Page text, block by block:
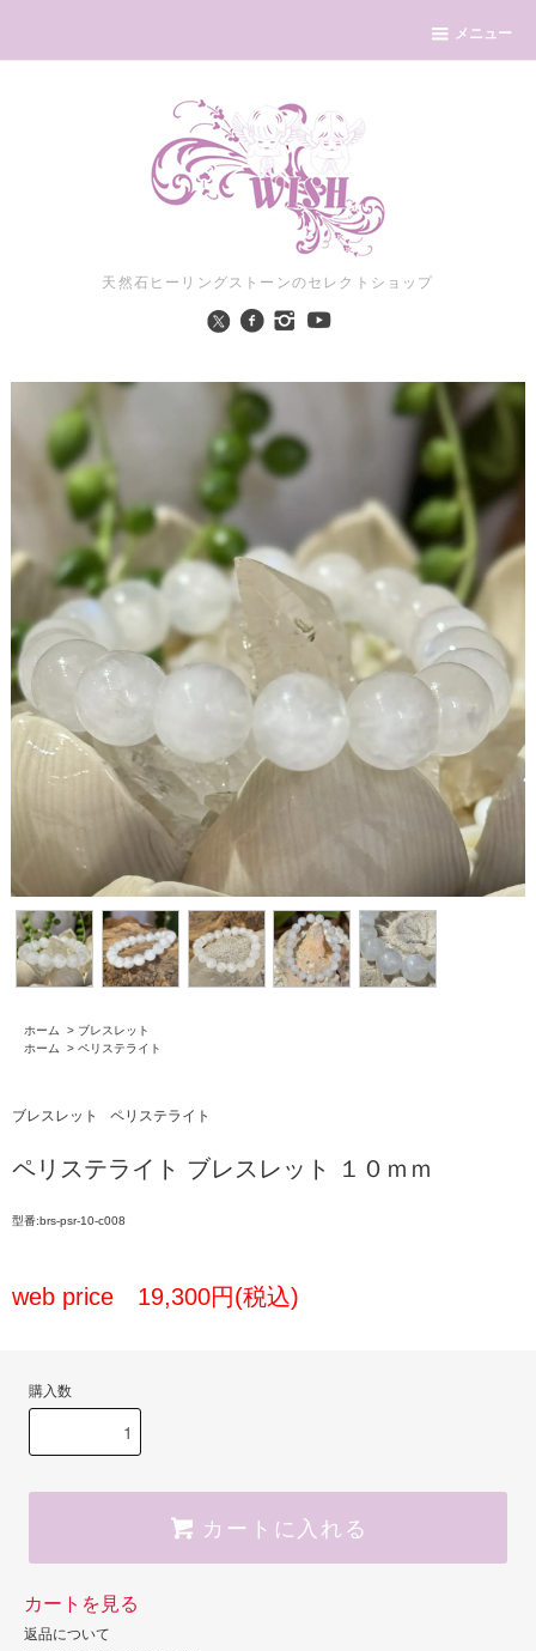
メニュー
天然石ヒーリングストーンのセレクトショップ
ホーム > ブレスレット
ホーム
> ペリステライト
ブレスレット ペリステライト
ペリステライト ブレスレット １０ｍｍ
型番:brs-psr-10-c008
web price 19,300円(税込)
購入数
カートに入れる
カートを見る
返品について